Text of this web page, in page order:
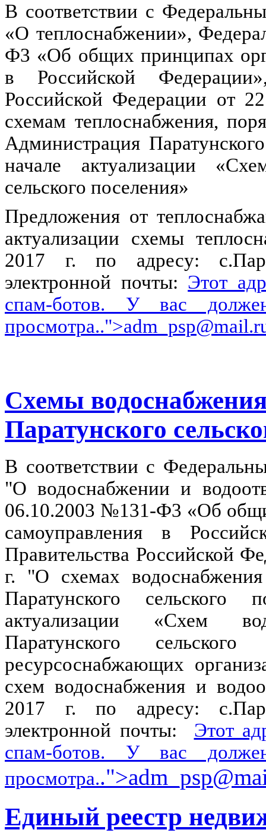
В соответствии с
«О теплоснабжении»,
Ф3 «Об общих принципах
в Российской
Российской Федерации от
схемам теплоснабжения,
Администрация
начале актуализации
сельского поселения»
Предложения от
актуализации схемы
2017 г. по адресу:
электронной почты: Этот
спам-ботов. У вас
просмотра..">
Схемы
Паратунского
В соответствии c
"О водоснабжении и
06.10.2003 №131-Ф3 «Об
самоуправления в
Правительства Российской
г. "О схемах
Паратунского сельского
актуализации «Схем
Паратунского
ресурсоснабжающих
схем водоснабжения и
2017 г. по адресу:
электронной почты: Этот
спам-ботов. У вас
просмотра..">
Единый реестр